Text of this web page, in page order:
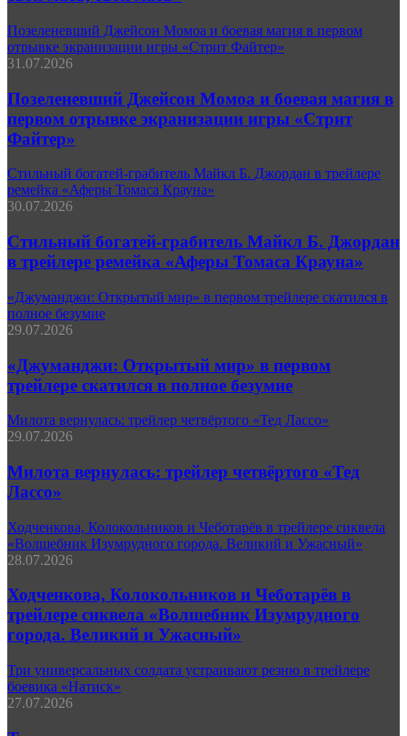
Позеленевший Джейсон Момоа и боевая магия в первом
отрывке экранизации игры «Стрит Файтер»
31.07.2026
Позеленевший Джейсон Момоа и боевая магия в
первом отрывке экранизации игры «Стрит
Файтер»
Стильный богатей-грабитель Майкл Б. Джордан в трейлере
ремейка «Аферы Томаса Крауна»
30.07.2026
Стильный богатей-грабитель Майкл Б. Джордан
в трейлере ремейка «Аферы Томаса Крауна»
«Джуманджи: Открытый мир» в первом трейлере скатился в
полное безумие
29.07.2026
«Джуманджи: Открытый мир» в первом
трейлере скатился в полное безумие
Милота вернулась: трейлер четвёртого «Тед Лассо»
29.07.2026
Милота вернулась: трейлер четвёртого «Тед
Лассо»
Ходченкова, Колокольников и Чеботарёв в трейлере сиквела
«Волшебник Изумрудного города. Великий и Ужасный»
28.07.2026
Ходченкова, Колокольников и Чеботарёв в
трейлере сиквела «Волшебник Изумрудного
города. Великий и Ужасный»
Три универсальных солдата устраивают резню в трейлере
боевика «Натиск»
27.07.2026